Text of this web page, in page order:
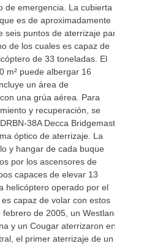
de emergencia. La cubierta
es de aproximadamente
seis puntos de aterrizaje para
de los cuales es capaz de
de 33 toneladas. El
m² puede albergar 16
un área de
una grúa aérea. Para
y recuperación, se
38A Decca Bridgemaster
óptico de aterrizaje. La
y hangar de cada buque
por los ascensores de
capaces de elevar 13
helicóptero operado por el
capaz de volar con estos
de 2005, un Westland
y un Cougar aterrizaron en
el primer aterrizaje de un